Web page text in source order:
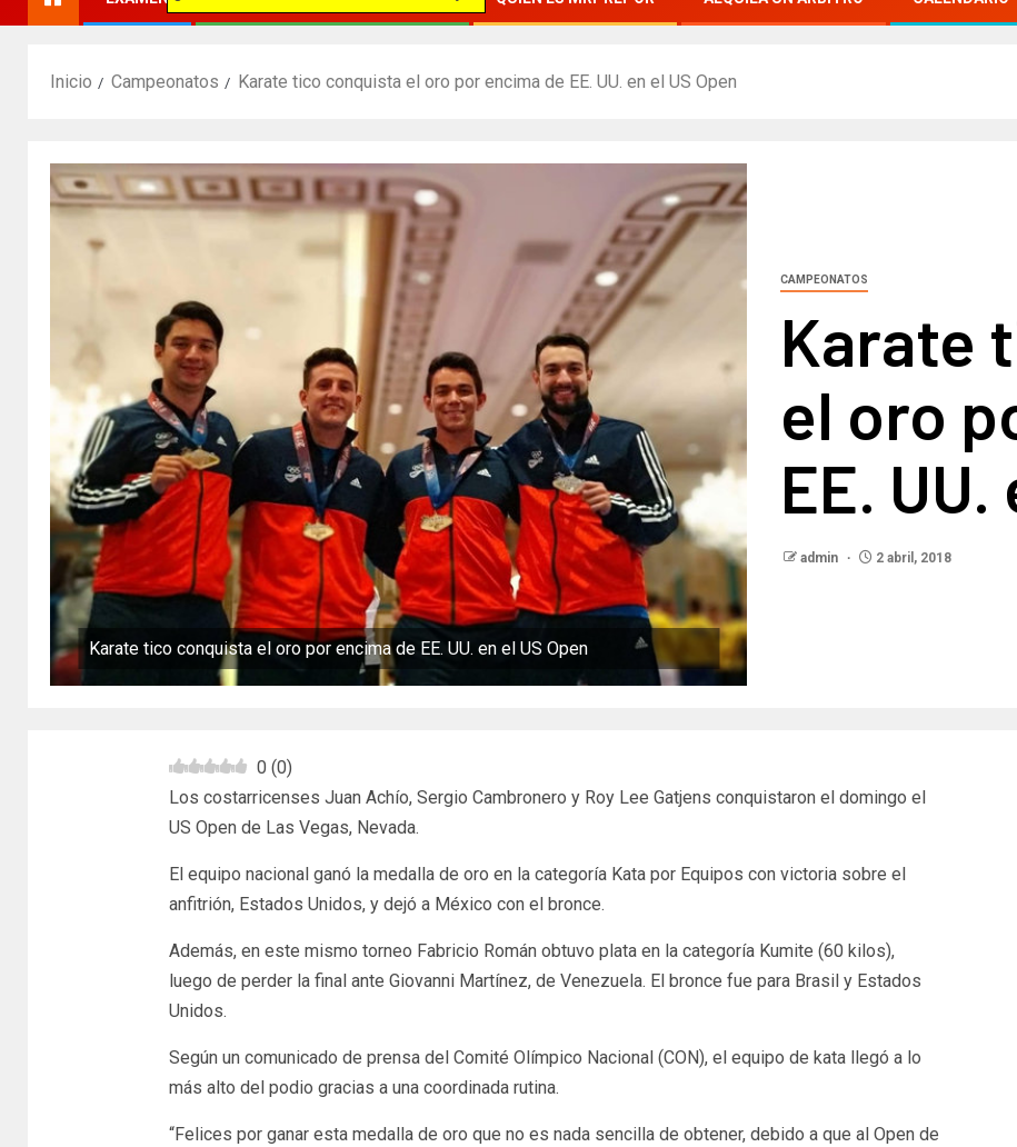
Inicio Campeonatos Karate tico conquista el oro por encima de EE. UU. en el US Open
Karate tico conquista el oro por encima de EE. UU. en el US Open
CAMPEONATOS
Karate
el oro
EE.
admin 2 abril, 2018
0 (0)
Los costarricenses Juan Achío, Sergio Cambronero y Roy Lee Gatjens conquistaron el domingo el
US Open de Las Vegas, Nevada.
El equipo nacional ganó la medalla de oro en la categoría Kata por Equipos con victoria sobre el
anfitrión, Estados Unidos, y dejó a México con el bronce.
Además, en este mismo torneo Fabricio Román obtuvo plata en la categoría Kumite (60 kilos),
luego de perder la final ante Giovanni Martínez, de Venezuela. El bronce fue para Brasil y Estados
Unidos.
Según un comunicado de prensa del Comité Olímpico Nacional (CON), el equipo de kata llegó a lo
más alto del podio gracias a una coordinada rutina.
“Felices por ganar esta medalla de oro que no es nada sencilla de obtener, debido a que al Open de